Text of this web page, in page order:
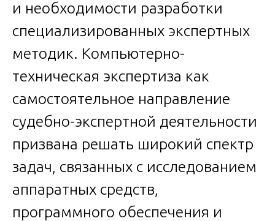
и необходимости разработки
специализированных экспертных
методик. Компьютерно-
техническая экспертиза как
самостоятельное направление
судебно-экспертной деятельности
призвана решать широкий спектр
задач, связанных с исследованием
аппаратных средств,
программного обеспечения и